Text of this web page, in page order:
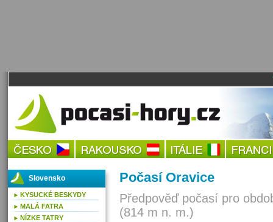
Počasí Oravice
Předpověď počasí pro
(814 m n. m.)
Slovensko
KYSUCKÉ BESKYDY
MALÁ FATRA
NÍZKE TATRY